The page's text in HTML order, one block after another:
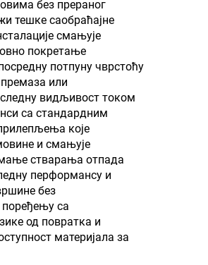
без прераног
тешке саобраћајне
смањује
покретање
потпуну чврстоћу
или
видљивост током
са стандардним
које
и смањује
мање стварања отпада
перформансу и
без
поређењу са
од повратка и
материјала за